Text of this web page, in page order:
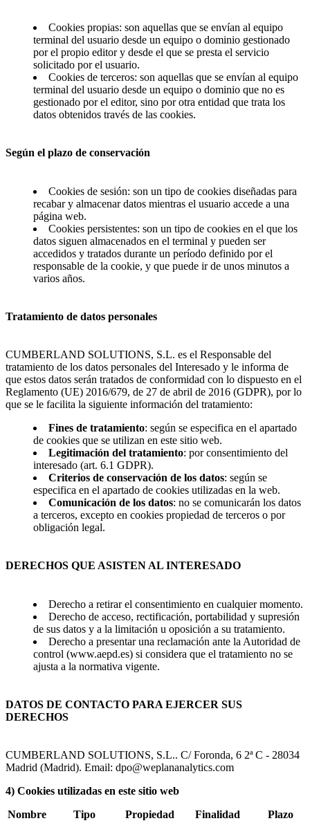
Cookies propias: son aquellas que se envían al equipo
terminal del usuario desde un equipo o dominio gestionado
por el propio editor y desde el que se presta el servicio
solicitado por el usuario.
Cookies de terceros: son aquellas que se envían al equipo
terminal del usuario desde un equipo o dominio que no es
gestionado por el editor, sino por otra entidad que trata los
datos obtenidos través de las cookies.
Según el plazo de conservación
Cookies de sesión: son un tipo de cookies diseñadas para
recabar y almacenar datos mientras el usuario accede a una
página web.
Cookies persistentes: son un tipo de cookies en el que los
datos siguen almacenados en el terminal y pueden ser
accedidos y tratados durante un período definido por el
responsable de la cookie, y que puede ir de unos minutos a
varios años.
Tratamiento de datos personales
CUMBERLAND SOLUTIONS, S.L. es el Responsable del
tratamiento de los datos personales del Interesado y le informa de
que estos datos serán tratados de conformidad con lo dispuesto en el
Reglamento (UE) 2016/679, de 27 de abril de 2016 (GDPR), por lo
que se le facilita la siguiente información del tratamiento:
Fines de tratamiento: según se especifica en el apartado
de cookies que se utilizan en este sitio web.
Legitimación del tratamiento: por consentimiento del
interesado (art. 6.1 GDPR).
Criterios de conservación de los datos: según se
especifica en el apartado de cookies utilizadas en la web.
Comunicación de los datos: no se comunicarán los datos
a terceros, excepto en cookies propiedad de terceros o por
obligación legal.
DERECHOS QUE ASISTEN AL INTERESADO
Derecho a retirar el consentimiento en cualquier momento.
Derecho de acceso, rectificación, portabilidad y supresión
de sus datos y a la limitación u oposición a su tratamiento.
Derecho a presentar una reclamación ante la Autoridad de
control (www.aepd.es) si considera que el tratamiento no se
ajusta a la normativa vigente.
DATOS DE CONTACTO PARA EJERCER SUS
DERECHOS
CUMBERLAND SOLUTIONS, S.L.. C/ Foronda, 6 2ª C - 28034
Madrid (Madrid). Email: dpo@weplananalytics.com
4) Cookies utilizadas en este sitio web
Nombre Tipo Propiedad Finalidad Plazo